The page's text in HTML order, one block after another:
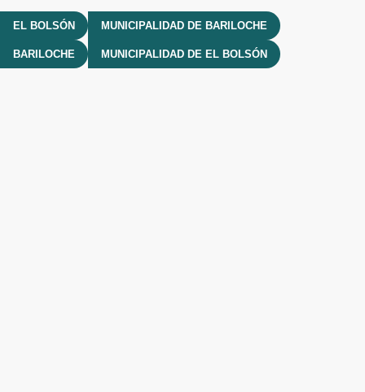
EL BOLSÓN MUNICIPALIDAD DE BARILOCHE
BARILOCHE MUNICIPALIDAD DE EL BOLSÓN